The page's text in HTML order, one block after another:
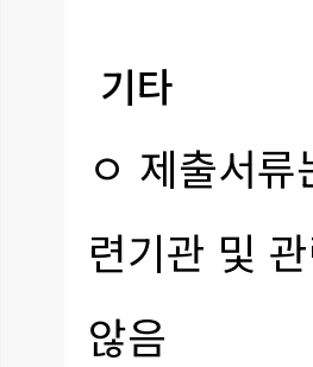
기타
ㅇ 제출서
련기관 및
않음